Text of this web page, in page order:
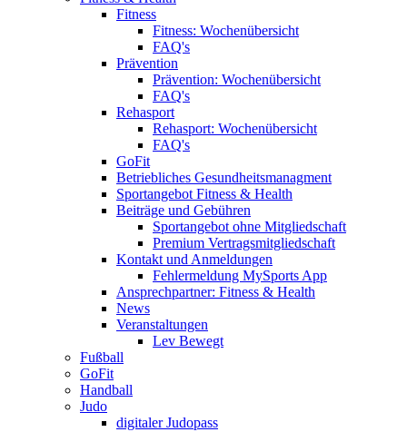
Fitness
Fitness: Wochenübersicht
FAQ's
Prävention
Prävention: Wochenübersicht
FAQ's
Rehasport
Rehasport: Wochenübersicht
FAQ's
GoFit
Betriebliches Gesundheitsmanagment
Sportangebot Fitness & Health
Beiträge und Gebühren
Sportangebot ohne Mitgliedschaft
Premium Vertragsmitgliedschaft
Kontakt und Anmeldungen
Fehlermeldung MySports App
Ansprechpartner: Fitness & Health
News
Veranstaltungen
Lev Bewegt
Fußball
GoFit
Handball
Judo
digitaler Judopass